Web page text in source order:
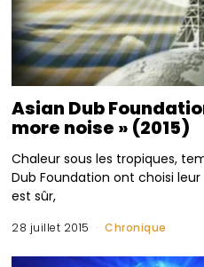
Asian Dub
more noise » (2015)
Chaleur sous les tropiques,
Dub Foundation ont choisi
est sûr,
28 juillet 2015 Chronique